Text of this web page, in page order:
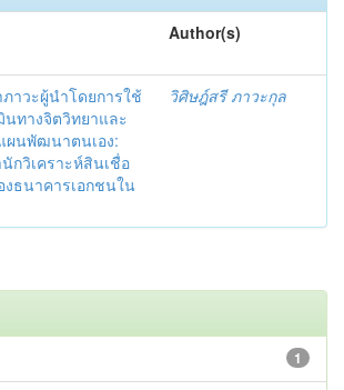
Author(s)
าวะผู้นำโดยการใช้
นทางจิตวิทยาและ
ผนพัฒนาตนเอง:
กวิเคราะห์สินเชื่อ
งธนาคารเอกชนใน
วิศิษฎ์สรี ภาวะกุล
1